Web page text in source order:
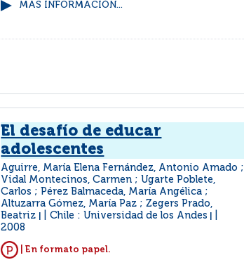
MÁS INFORMACIÓN...
El desafío de educar
adolescentes
Aguirre, María Elena Fernández, Antonio Amado ;
Vidal Montecinos, Carmen ; Ugarte Poblete,
Carlos ; Pérez Balmaceda, María Angélica ;
Altuzarra Gómez, María Paz ; Zegers Prado,
Beatriz
Chile : Universidad de los Andes
2008
| En formato papel.